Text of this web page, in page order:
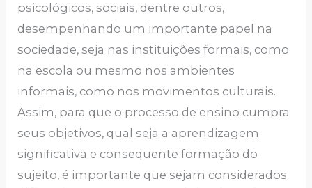
psicológicos, sociais, dentre outros,
desempenhando um importante papel na
sociedade, seja nas instituições formais, como
na escola ou mesmo nos ambientes
informais, como nos movimentos culturais.
Assim, para que o processo de ensino cumpra
seus objetivos, qual seja a aprendizagem
significativa e consequente formação do
sujeito, é importante que sejam considerados